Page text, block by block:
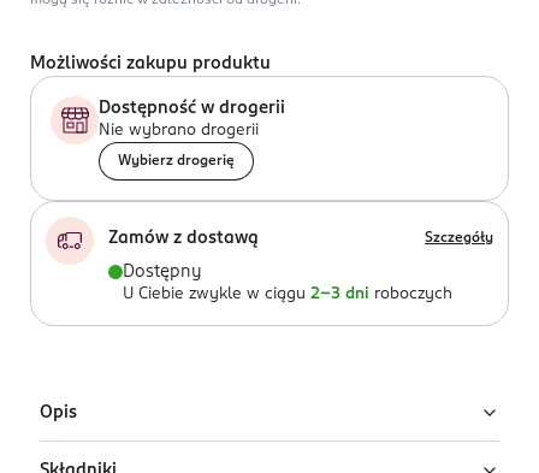
Możliwości zakupu produktu
Dostępność w drogerii
Nie wybrano drogerii
Wybierz drogerię
Zamów z dostawą Szczegóły
Dostępny
U Ciebie zwykle w ciągu 2-3 dni roboczych
Opis